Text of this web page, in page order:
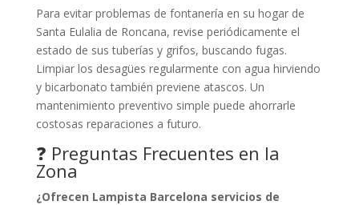
Para evitar problemas de fontanería en su hogar de
Santa Eulalia de Roncana, revise periódicamente el
estado de sus tuberías y grifos, buscando fugas.
Limpiar los desagües regularmente con agua hirviendo
y bicarbonato también previene atascos. Un
mantenimiento preventivo simple puede ahorrarle
costosas reparaciones a futuro.
❓ Preguntas Frecuentes en la
Zona
¿Ofrecen Lampista Barcelona servicios de